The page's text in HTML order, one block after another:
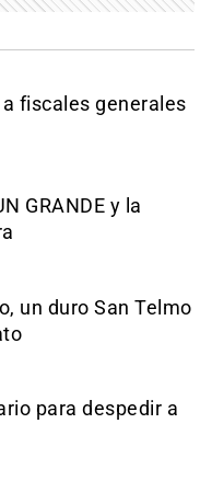
fiscales generales
GRANDE y la
un duro San Telmo
para despedir a